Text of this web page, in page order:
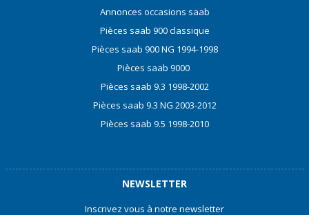
Annonces occasions saab
Pièces saab 900 classique
Pièces saab 900 NG 1994-1998
Pièces saab 9000
Pièces saab 9.3 1998-2002
Pièces saab 9.3 NG 2003-2012
Pièces saab 9.5 1998-2010
NEWSLETTER
Inscrivez vous à notre newsletter